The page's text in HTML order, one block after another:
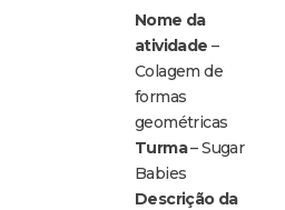
Nome da
atividade –
Colagem de
formas
geométricas
Turma– Sugar
Babies
Descrição da